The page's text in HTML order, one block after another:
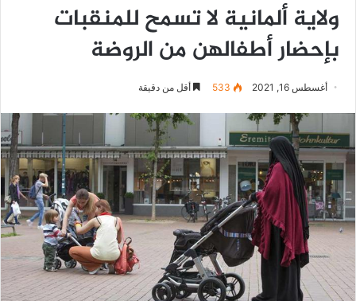
ولاية ألمانية لا تسمح للمنقبات
بإحضار أطفالهن من الروضة
أغسطس 16, 2021 533 أقل من دقيقة